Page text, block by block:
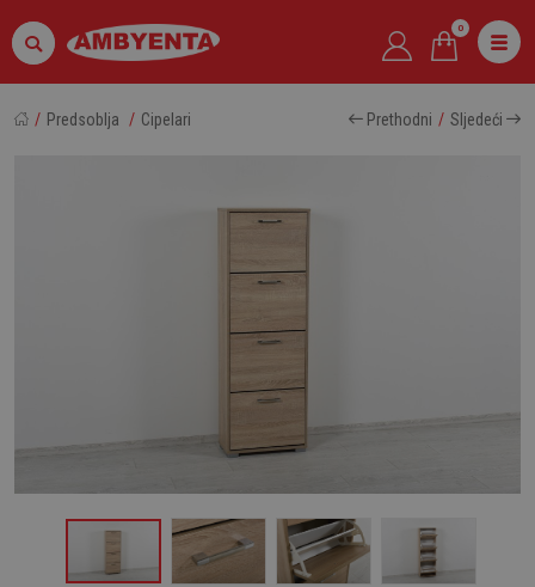
0
Predsoblja Cipelari Prethodni Sljedeći